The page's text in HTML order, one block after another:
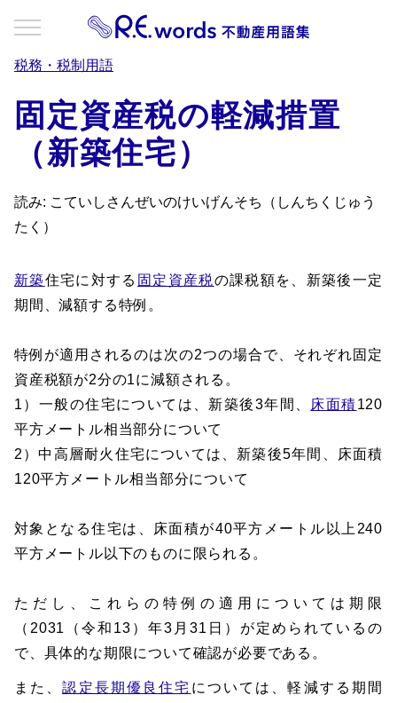
税務・税制用語
固定資産税の軽減措置
（新築住宅）
読み: こていしさんぜいのけいげんそち（しんちくじゅう
たく）
新築住宅に対する 固定資産税の課税額を、新築後一定
期間、減額する特例。
特例が適用されるのは次の2つの場合で、それぞれ固定
資産税額が2分の1に減額される。
1）一般の住宅については、新築後3年間、 床面積120
平方メートル相当部分について
2）中高層耐火住宅については、新築後5年間、床面積
120平方メートル相当部分について
対象となる住宅は、床面積が40平方メートル以上240
平方メートル以下のものに限られる。
ただし、これらの特例の適用については期限
（2031（令和13）年3月31日）が定められているの
で、具体的な期限について確認が必要である。
また、認定長期優良住宅 については、軽減する期間